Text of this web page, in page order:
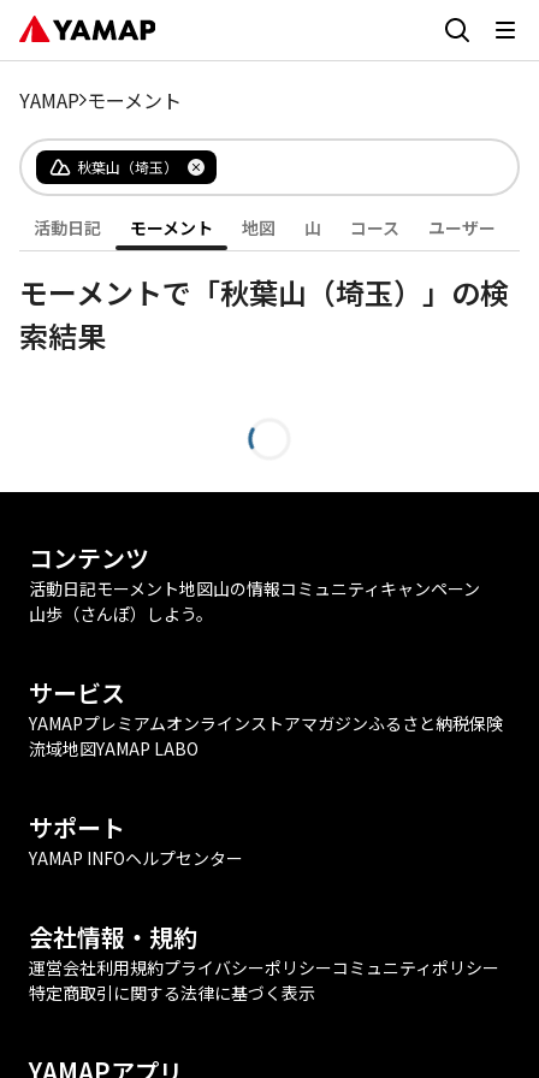
YAMAP モーメント
秋葉山（埼玉）
活動日記 モーメント 地図 山 コース ユーザー
モーメントで「秋葉山（埼玉）」の検
索結果
コンテンツ
活動日記モーメント地図山の情報コミュニティ キャンペーン
山歩（さんぽ）しよう。
サービス
YAMAPプレミアムオンラインストアマガジンふるさと納税保険
流域地図YAMAP LABO
サポート
YAMAP INFOヘルプセンター
会社情報・規約
運営会社利用規約プライバシーポリシーコミュニティポリシー
特定商取引に関する法律に基づく表示